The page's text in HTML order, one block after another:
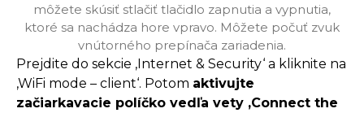
môžete skúsiť stlačiť tlačidlo zapnutia a vypnutia,
ktoré sa nachádza hore vpravo. Môžete počuť zvuk
vnútorného prepínača zariadenia.
Prejdite do sekcie ‚Internet & Security‘ a kliknite na
‚WiFi mode – client‘. Potom aktivujte
začiarkavacie políčko vedľa vety ‚Connect the